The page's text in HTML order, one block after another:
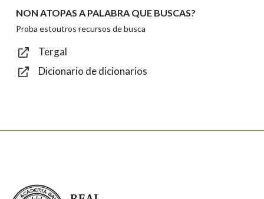
Texto de verificación
NON ATOPAS A PALABRA QUE BUSCAS?
Proba estoutros recursos de busca
Tergal
Dicionario de dicionarios
Real Academia Galega